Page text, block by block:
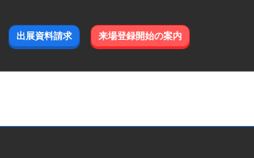
出展資料請求 来場登録開始の案内